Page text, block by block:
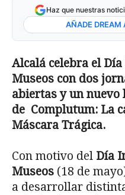
Haz que nuestras
AÑADE DREAM
Alcalá celebra el
Museos con dos
abiertas y un
de Complutum: La
Máscara Trágica.
Con motivo del Día
Museos (18 de
a desarrollar